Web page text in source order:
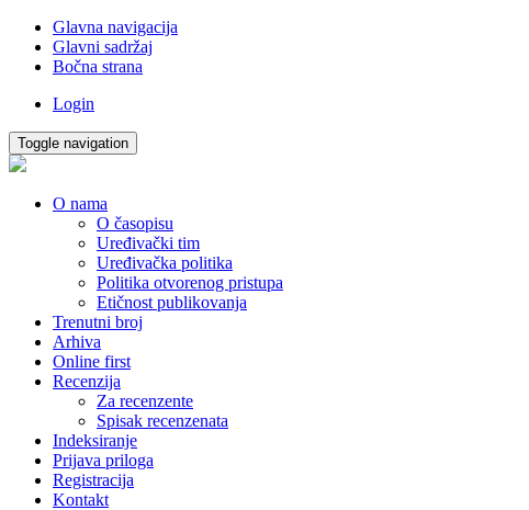
Glavna navigacija
Glavni sadržaj
Bočna strana
Login
Toggle navigation
O nama
O časopisu
Uređivački tim
Uređivačka politika
Politika otvorenog pristupa
Etičnost publikovanja
Trenutni broj
Arhiva
Online first
Recenzija
Za recenzente
Spisak recenzenata
Indeksiranje
Prijava priloga
Registracija
Kontakt